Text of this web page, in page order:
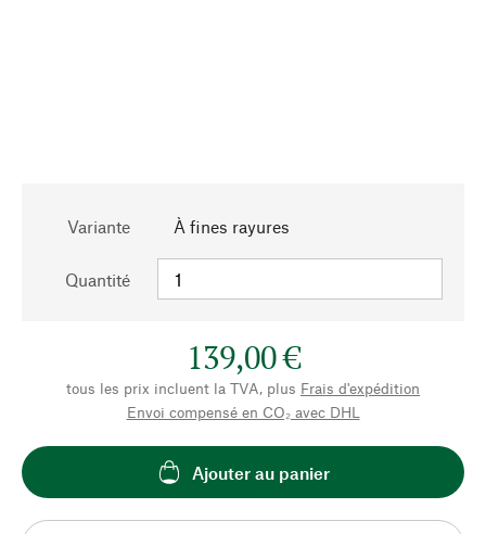
Variante À fines rayures
Quantité
139,00 €
tous les prix incluent la TVA, plus Frais d'expédition
Envoi compensé en CO₂ avec DHL
Ajouter au panier